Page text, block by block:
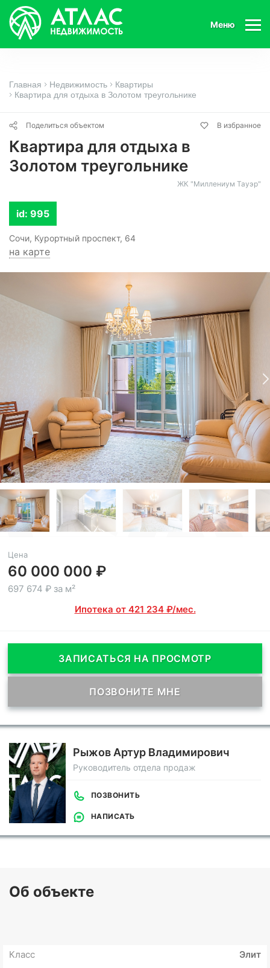
Меню
Главная Недвижимость
Квартиры
Квартира для отдыха в Золотом треугольнике
Поделиться объектом В избранное
Квартира для отдыха в
Золотом треугольнике
ЖК "Миллениум Тауэр"
id: 995
Сочи, Курортный проспект, 64
на карте
Цена
60 000 000 ₽
697 674 ₽ за м²
Ипотека от 421 234 ₽/мес.
ЗАПИСАТЬСЯ НА ПРОСМОТР
ПОЗВОНИТЕ МНЕ
Рыжов Артур Владимирович
Руководитель отдела продаж
ПОЗВОНИТЬ
НАПИСАТЬ
Об объекте
Класс
Элит